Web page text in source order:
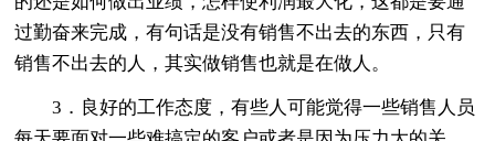
过勤奋来完成，有句话是没有销售不出去的东西，只有
销售不出去的人，其实做销售也就是在做人。
3．良好的工作态度，有些人可能觉得一些销售人员